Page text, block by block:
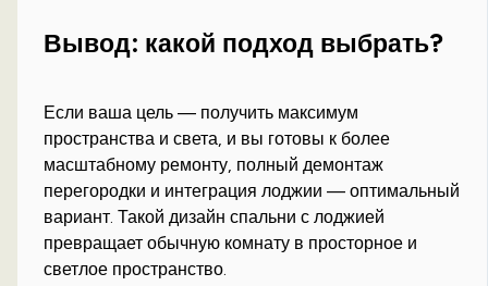
Вывод: какой подход выбрать?
Если ваша цель — получить максимум
пространства и света, и вы готовы к более
масштабному ремонту, полный демонтаж
перегородки и интеграция лоджии — оптимальный
вариант. Такой дизайн спальни с лоджией
превращает обычную комнату в просторное и
светлое пространство.